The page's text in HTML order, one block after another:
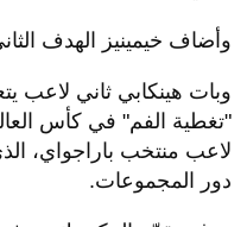
وأضاف خيمينيز الهدف
وبات هينكابي ثاني لاعب
لاعب منتخب باراجواي،
دور المجموعات.